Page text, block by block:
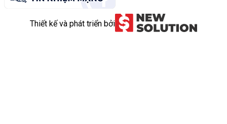
Thiết kế và phát triển bởi